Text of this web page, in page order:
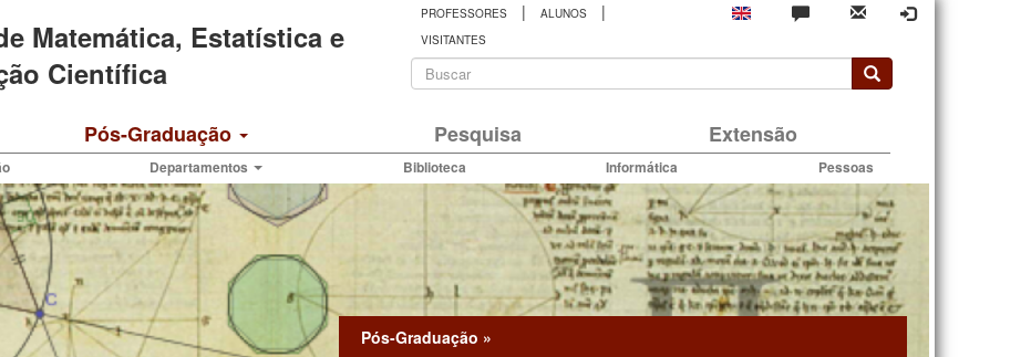
Matemática, Estatística e
Científica
PROFESSORES | ALUNOS |
VISITANTES
Formulário
busca
Pós-Graduação Pesquisa Extensão
Departamentos Biblioteca Informática Pessoas
Pós-Graduação »